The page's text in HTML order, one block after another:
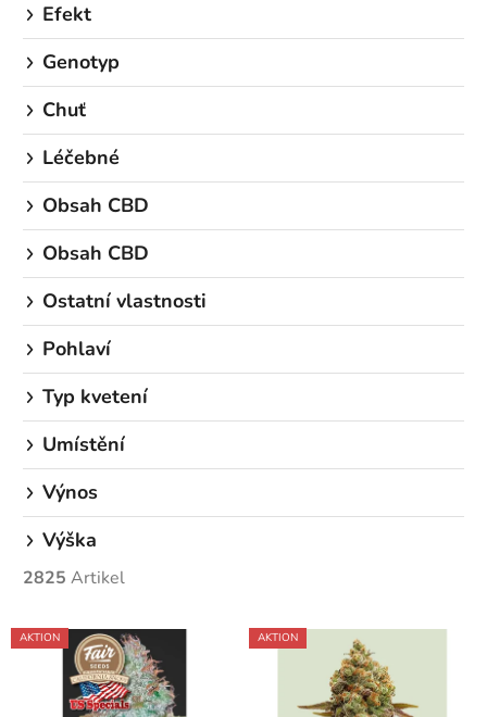
Efekt
Genotyp
Chuť
Léčebné
Obsah CBD
Obsah CBD
Ostatní vlastnosti
Pohlaví
Typ kvetení
Umístění
Výnos
Výška
2825 Artikel
L
i
AKTION AKTION